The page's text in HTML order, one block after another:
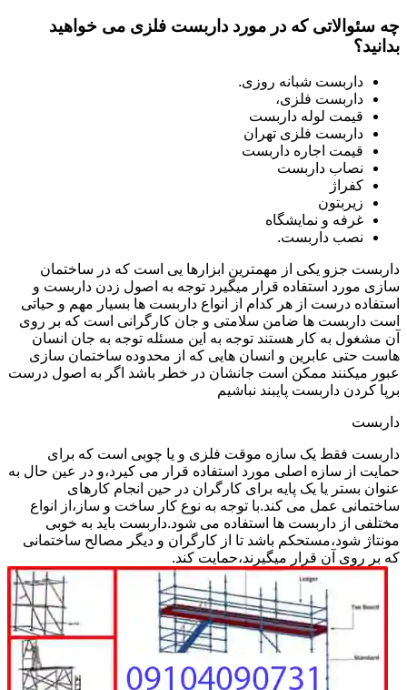
چه سئوالاتی که در مورد داربست فلزی می خواهید
بدانید؟
داربست شبانه روزی.
داربست فلزی،
قیمت لوله داربست
داربست فلزی تهران
قیمت اجاره داربست
نصاب داربست
کفراژ
زیربتون
غرفه و نمایشگاه
نصب داربست.
داربست جزو یکی از مهمترین ابزارها یی است که در ساختمان
سازی مورد استفاده قرار میگیرد توجه به اصول زدن داربست و
استفاده درست از هر کدام از انواع داربست ها بسیار مهم و حیاتی
است داربست ها ضامن سلامتی و جان کارگرانی است که بر روی
آن مشغول به کار هستند توجه به این مسئله توجه به جان انسان
هاست حتی عابرین و انسان هایی که از محدوده ساختمان سازی
عبور میکنند ممکن است جانشان در خطر باشد اگر به اصول درست
برپا کردن داربست پایبند نباشیم
داربست
داربست فقط یک سازه موقت فلزی و یا چوبی است که برای
حمایت از سازه اصلی مورد استفاده قرار می کیرد،و در عین حال به
عنوان بستر یا یک پایه برای کارگران در حین انجام کارهای
ساختمانی عمل می کند.با توجه به نوع کار ساخت و ساز،از انواع
مختلفی از داربست ها استفاده می شود.داربست باید به خوبی
مونتاژ شود،مستحکم باشد تا از کارگران و دیگر مصالح ساختمانی
که بر روی آن قرار میگیرند،حمایت کند.